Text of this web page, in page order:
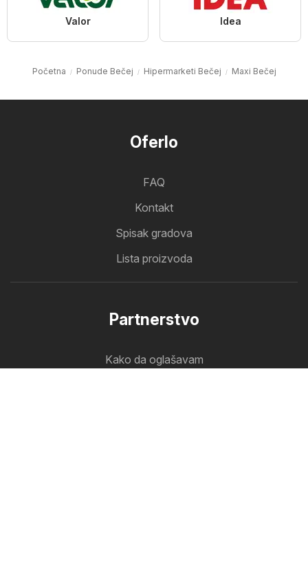
Valor Idea
Početna Ponude Bečej Hipermarketi Bečej Maxi Bečej
Oferlo
FAQ
Kontakt
Spisak gradova
Lista proizvoda
Partnerstvo
Kako da oglašavam